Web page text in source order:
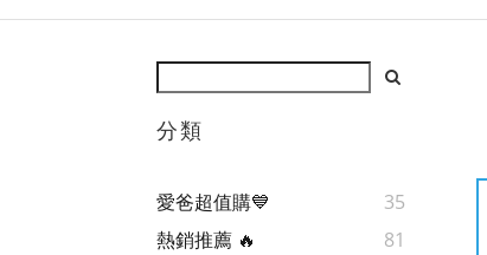
分類
愛爸超值購💙
35
熱銷推薦 🔥
81